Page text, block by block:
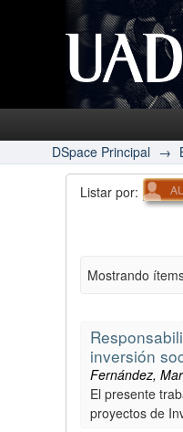
DSpace Principal →
Listar por:
Mostrando
inversión
Fernández,
El presente
proyectos de